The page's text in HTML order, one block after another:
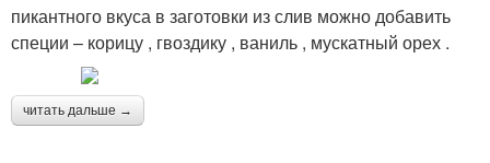
пикантного вкуса в заготовки из слив можно добавить
специи – корицу , гвоздику , ваниль , мускатный орех .
читать дальше →